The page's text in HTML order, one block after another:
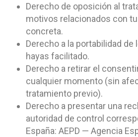
Derecho de oposición al
motivos relacionados con
concreta.
Derecho a la portabilidad
hayas facilitado.
Derecho a retirar el
cualquier momento (sin
tratamiento previo).
Derecho a presentar una
autoridad de control
España: AEPD — Agencia